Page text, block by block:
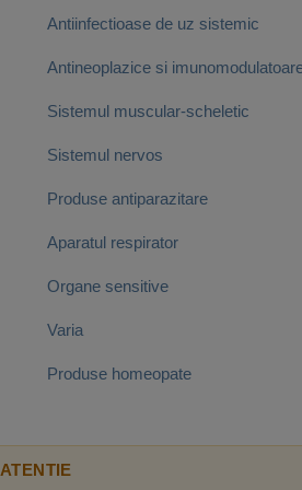
Antiinfectioase de uz sistemic
Antineoplazice si
Sistemul muscular-scheletic
Sistemul nervos
Produse antiparazitare
Aparatul respirator
Organe sensitive
Varia
Produse homeopate
ATENTIE